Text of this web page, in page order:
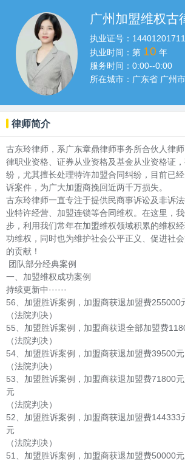
广州加盟维权古
执业证号：
执业时间：第 10 年
服务时间：0:00--0:00
所在城市： 广东省 广州市
律师简介
古东玲律师，系广东章鼎律师事务所合伙人律
律职业资格、证券从业资格及基金从业资格证
纷，尤其擅长处理特许加盟合同纠纷，目前已
诉案件，为广大加盟商挽回近两千万损失。
古东玲律师一直专注于提供民商事诉讼及非诉
业特许经营、加盟连锁等合同维权。在这里，
步，利用我们常年在加盟维权领域积累的维权
功维权，同时也为维护社会公平正义、促进社
的贡献！
团队部分经典案例
一、加盟维权成功案例
持续更新中······
56、加盟胜诉案例，加盟商获退加盟费255000
（法院判决）
55、加盟胜诉案例，加盟商获退全部加盟费
（法院判决）
54、加盟胜诉案例，加盟商获退加盟费39500元
（法院判决）
53、加盟胜诉案例，加盟商获退加盟费71800
元
（法院判决）
52、加盟胜诉案例，加盟商获退加盟费144333
元
（法院判决）
51、加盟胜诉案例，加盟商获退加盟费50000